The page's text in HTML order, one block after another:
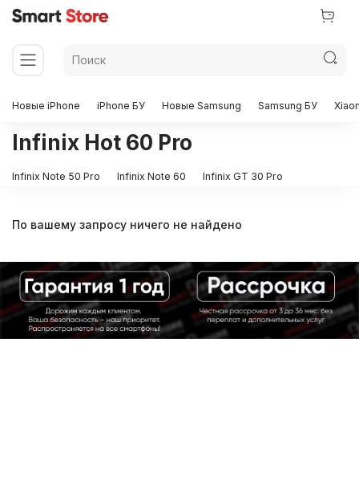
Новые iPhone iPhone БУ Новые Samsung Samsung БУ
Infinix Hot 60 Pro
Infinix Note 50 Pro Infinix Note 60 Infinix GT 30 Pro
По вашему запросу ничего не найдено